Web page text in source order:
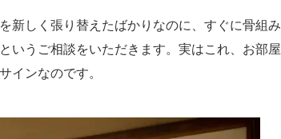
新しく張り替えたばかりなのに、すぐに骨組み
うご相談をいただきます。実はこれ、お部屋
インなのです。